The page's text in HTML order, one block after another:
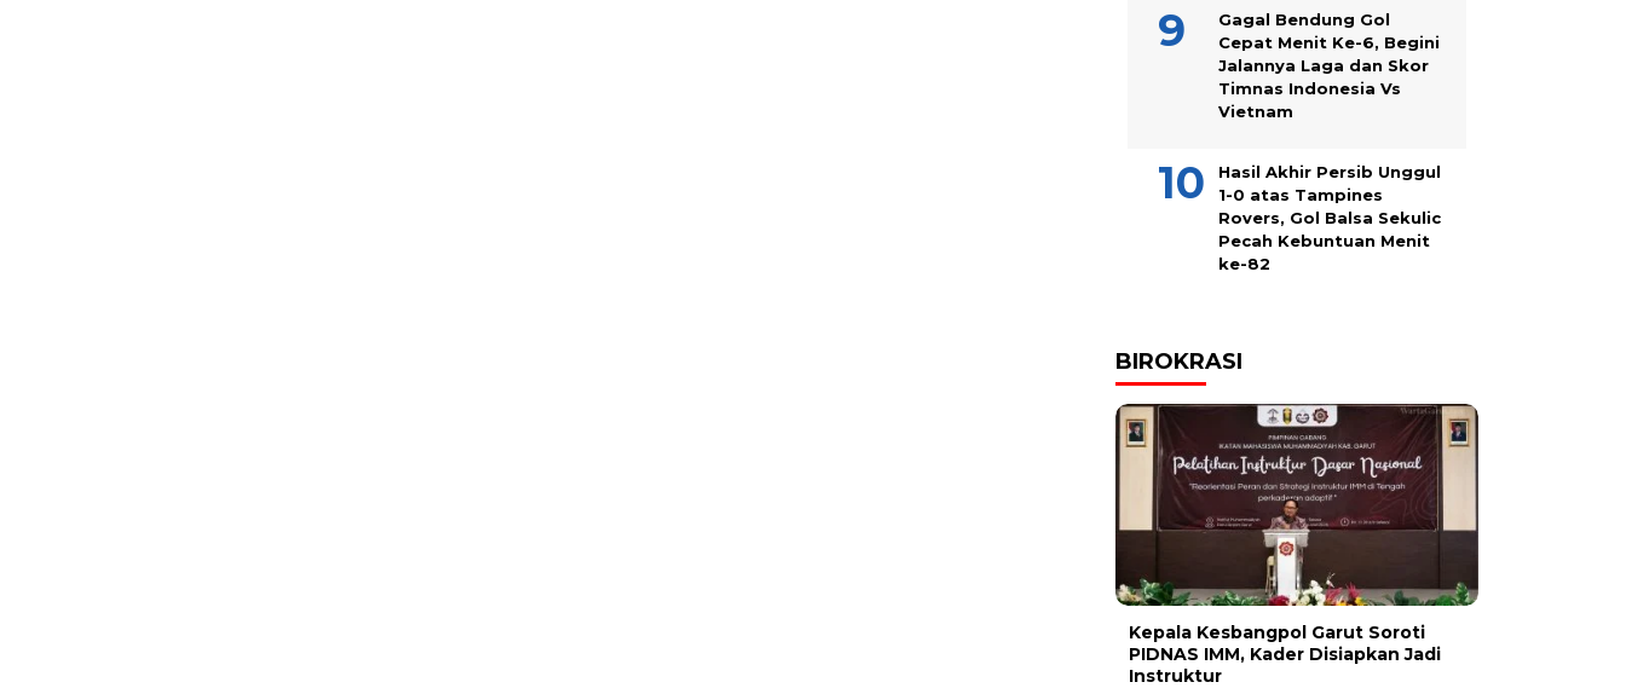
Gagal Bendung Gol
Cepat Menit Ke-6, Begini
Jalannya Laga dan Skor
Timnas Indonesia Vs
Vietnam
Hasil Akhir Persib Unggul
1-0 atas Tampines
Rovers, Gol Balsa Sekulic
Pecah Kebuntuan Menit
ke-82
BIROKRASI
Kepala Kesbangpol Garut Soroti
PIDNAS IMM, Kader Disiapkan Jadi
Instruktur